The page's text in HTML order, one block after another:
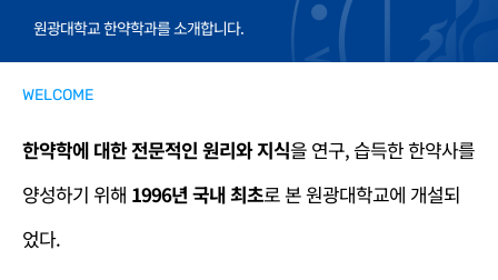
원광대학교 한약학과를 소개합니다.
WELCOME
한약학에 대한 전문적인 원리와 지식을 연구, 습득한 한약사를
양성하기 위해 1996년 국내 최초로 본 원광대학교에 개설되
었다.